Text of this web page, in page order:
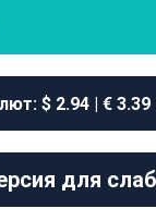
$ 2.94 | € 3.39
для